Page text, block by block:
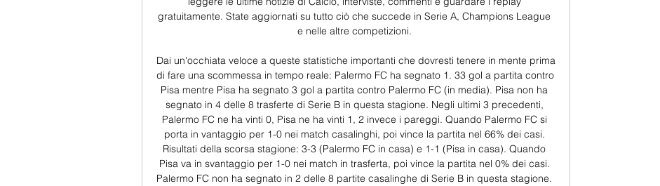
gratuitamente. State aggiornati su tutto ciò che succede in Serie A, Champions League
e nelle altre competizioni.
Dai un'occhiata veloce a queste statistiche importanti che dovresti tenere in mente prima
di fare una scommessa in tempo reale: Palermo FC ha segnato 1. 33 gol a partita contro
Pisa mentre Pisa ha segnato 3 gol a partita contro Palermo FC (in media). Pisa non ha
segnato in 4 delle 8 trasferte di Serie B in questa stagione. Negli ultimi 3 precedenti,
Palermo FC ne ha vinti 0, Pisa ne ha vinti 1, 2 invece i pareggi. Quando Palermo FC si
porta in vantaggio per 1-0 nei match casalinghi, poi vince la partita nel 66% dei casi.
Risultati della scorsa stagione: 3-3 (Palermo FC in casa) e 1-1 (Pisa in casa). Quando
Pisa va in svantaggio per 1-0 nei match in trasferta, poi vince la partita nel 0% dei casi.
Palermo FC non ha segnato in 2 delle 8 partite casalinghe di Serie B in questa stagione.